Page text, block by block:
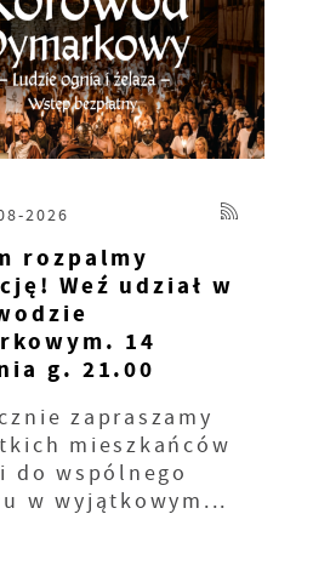
2026
rozpalmy
Weź udział w
14
g. 21.00
zapraszamy
mieszkańców
do wspólnego
w wyjątkowym...